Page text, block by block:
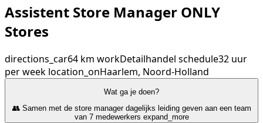
Assistent Store Manager ONLY
Stores
directions_car64 km workDetailhandel schedule32 uur
per week location_onHaarlem, Noord-Holland
Wat ga je doen?
👥 Samen met de store manager dagelijks leiding geven aan een team
van 7 medewerkers expand_more